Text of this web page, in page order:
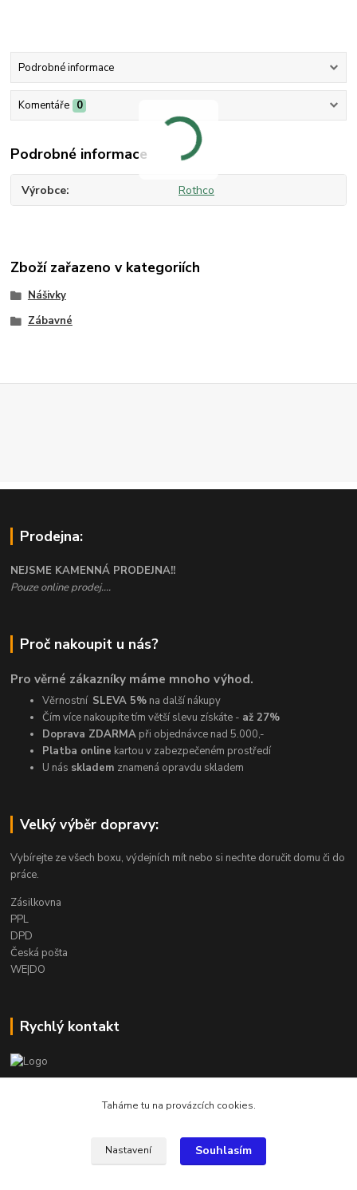
Podrobné informace
Komentáře 0
Podrobné informace
Výrobce Rothco
Zboží zařazeno v kategoriích
Nášivky
Zábavné
Prodejna:
NEJSME KAMENNÁ PRODEJNA!!
Pouze online prodej....
Proč nakoupit u nás?
Pro věrné zákazníky máme mnoho výhod.
Věrnostní SLEVA 5% na další nákupy
Čím více nakoupíte tím větší slevu získáte - až 27%
Doprava ZDARMA při objednávce nad 5.000,-
Platba online kartou v zabezpečeném prostředí
U nás skladem znamená opravdu skladem
Velký výběr dopravy:
Vybírejte ze všech boxu, výdejních mít nebo si nechte doručit domu či do
práce.
Zásilkovna
PPL
DPD
Česká pošta
WE|DO
Rychlý kontakt
info@armygalanterie.czTaháme tu na provázcích cookies.
Nastavení Souhlasím